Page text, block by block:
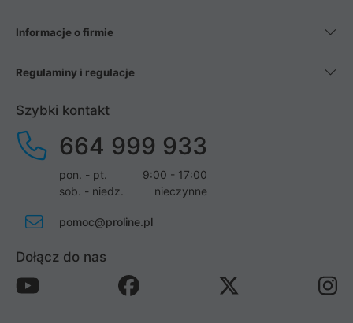
Informacje o firmie
Regulaminy i regulacje
Szybki kontakt
664 999 933
pon. - pt.
9:00 - 17:00
sob. - niedz.
nieczynne
pomoc@proline.pl
Dołącz do nas